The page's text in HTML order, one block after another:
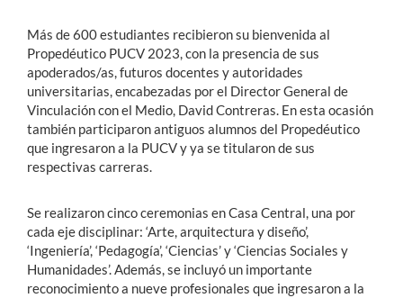
Funcionarios
Alumni
English
Más de 600 estudiantes recibieron su bienvenida al
Propedéutico PUCV 2023, con la presencia de sus
apoderados/as, futuros docentes y autoridades
universitarias, encabezadas por el Director General de
Vinculación con el Medio, David Contreras. En esta ocasión
también participaron antiguos alumnos del Propedéutico
que ingresaron a la PUCV y ya se titularon de sus
respectivas carreras.
Se realizaron cinco ceremonias en Casa Central, una por
cada eje disciplinar: ‘Arte, arquitectura y diseño’,
‘Ingeniería’, ‘Pedagogía’, ‘Ciencias’ y ‘Ciencias Sociales y
Humanidades’. Además, se incluyó un importante
reconocimiento a nueve profesionales que ingresaron a la